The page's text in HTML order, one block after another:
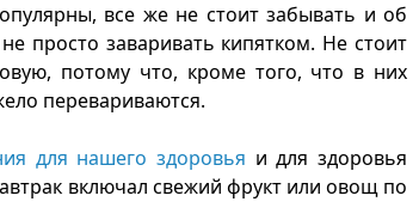
все же не стоит забывать и об
просто заваривать кипятком. Не стоит
потому что, кроме того, что в них
перевариваются.
для нашего здоровья и для здоровья
включал свежий фрукт или овощ по